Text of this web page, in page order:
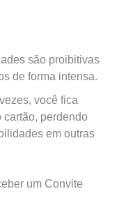
são proibitivas
de forma intensa.
você fica
cartão, perdendo
em outras
um Convite